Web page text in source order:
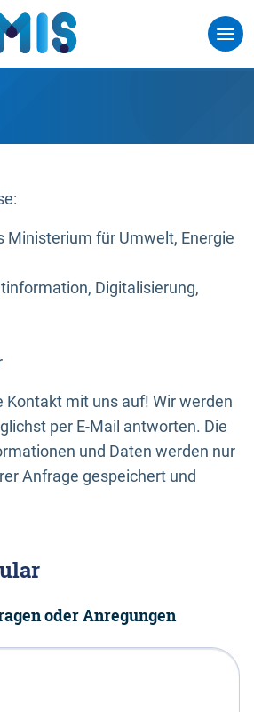
Ministerium für Umwelt, Energie
Digitalisierung,
Kontakt mit uns auf! Wir werden
per E-Mail antworten. Die
und Daten werden nur
Anfrage gespeichert und
oder Anregungen